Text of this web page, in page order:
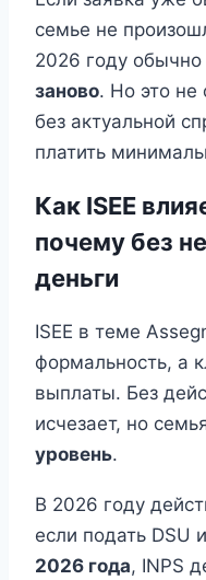
семье не
2026 году обычно
заново. Но это не
без актуальной
платить
Как ISEE
почему без
деньги
ISEE в теме
формальность, а
выплаты. Без
исчезает, но
уровень.
В 2026 году
если подать DSU
2026 года, INPS